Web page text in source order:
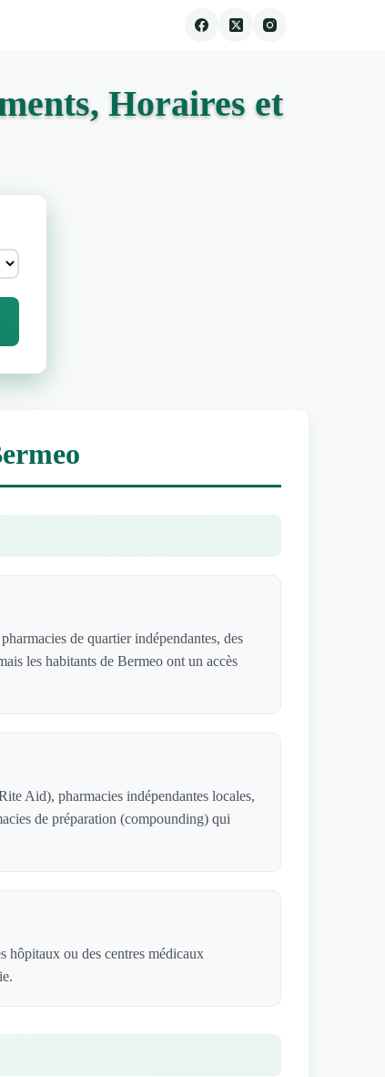
Horaires et
de quartier indépendantes, des
les habitants de Bermeo ont un accès
Aid), pharmacies indépendantes locales,
de préparation (compounding) qui
hôpitaux ou des centres médicaux